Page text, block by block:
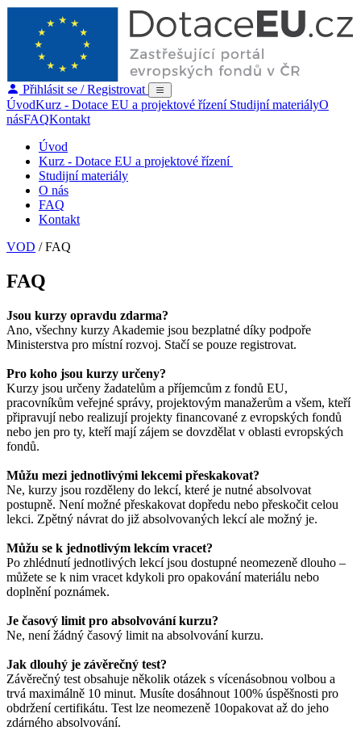
Přihlásit se / Registrovat
ÚvodKurz - Dotace EU a projektové řízení Studijní materiályO
násFAQKontakt
Úvod
Kurz - Dotace EU a projektové řízení
Studijní materiály
O nás
FAQ
Kontakt
VOD /FAQ
FAQ
Jsou kurzy opravdu zdarma?
Ano, všechny kurzy Akademie jsou bezplatné díky podpoře
Ministerstva pro místní rozvoj. Stačí se pouze registrovat.
Pro koho jsou kurzy určeny?
Kurzy jsou určeny žadatelům a příjemcům z fondů EU,
pracovníkům veřejné správy, projektovým manažerům a všem, kteří
připravují nebo realizují projekty financované z evropských fondů
nebo jen pro ty, kteří mají zájem se dovzdělat v oblasti evropských
fondů.
Můžu mezi jednotlivými lekcemi přeskakovat?
Ne, kurzy jsou rozděleny do lekcí, které je nutné absolvovat
postupně. Není možné přeskakovat dopředu nebo přeskočit celou
lekci. Zpětný návrat do již absolvovaných lekcí ale možný je.
Můžu se k jednotlivým lekcím vracet?
Po zhlédnutí jednotlivých lekcí jsou dostupné neomezeně dlouho –
můžete se k nim vracet kdykoli pro opakování materiálu nebo
doplnění poznámek.
Je časový limit pro absolvování kurzu?
Ne, není žádný časový limit na absolvování kurzu.
Jak dlouhý je závěrečný test?
Závěrečný test obsahuje několik otázek s vícenásobnou volbou a
trvá maximálně 10 minut. Musíte dosáhnout 100% úspěšnosti pro
obdržení certifikátu. Test lze neomezeně 10opakovat až do jeho
zdárného absolvování.